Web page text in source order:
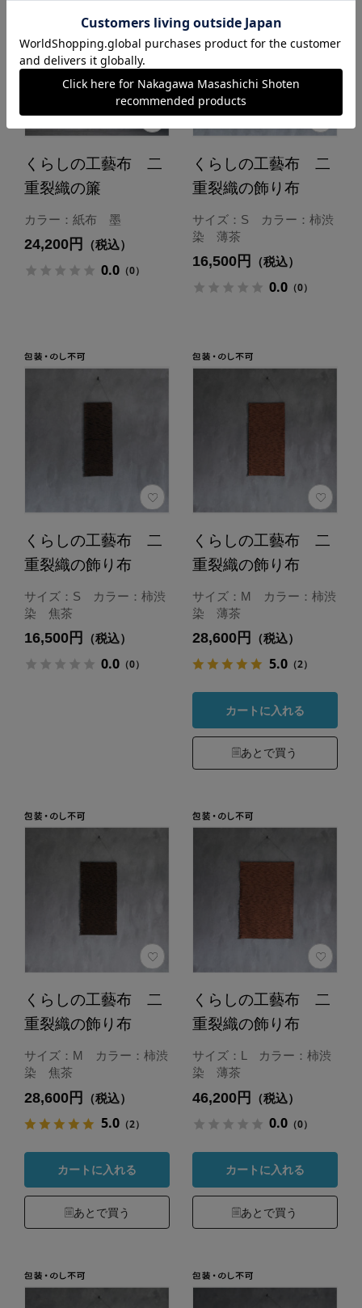
くらしの工藝布 二
重裂織の簾
カラー：紙布 墨
24,200円 （税込）
0.0（0）
くらしの工藝布 二
重裂織の飾り布
サイズ：S カラー：柿渋
染 薄茶
16,500円 （税込）
0.0（0）
くらしの工藝布 二
重裂織の飾り布
サイズ：S カラー：柿渋
染 焦茶
16,500円 （税込）
0.0（0）
くらしの工藝布 二
重裂織の飾り布
サイズ：M カラー：柿渋
染 薄茶
28,600円 （税込）
5.0（2）
カートに入れる
あとで買う
くらしの工藝布 二
重裂織の飾り布
サイズ：M カラー：柿渋
染 焦茶
28,600円 （税込）
5.0（2）
カートに入れる
あとで買う
くらしの工藝布 二
重裂織の飾り布
サイズ：L カラー：柿渋
染 薄茶
46,200円 （税込）
0.0（0）
カートに入れる
あとで買う